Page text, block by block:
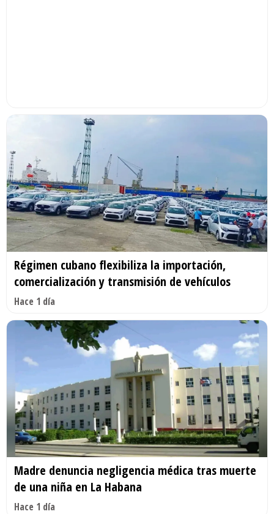
Régimen cubano flexibiliza la importación,
comercialización y transmisión de vehículos
Hace 1 día
Madre denuncia negligencia médica tras muerte
de una niña en La Habana
Hace 1 día